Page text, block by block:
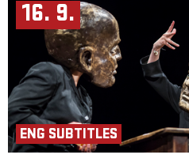
16. 9.
ENG SUBTITLES